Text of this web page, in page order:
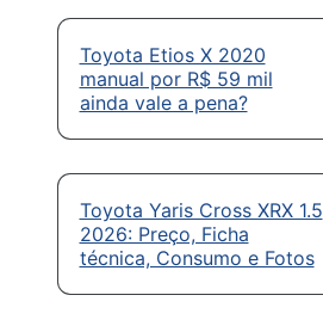
Toyota Etios X 2020
manual por R$ 59 mil
ainda vale a pena?
Toyota Yaris Cross XRX 1.5
2026: Preço, Ficha
técnica, Consumo e Fotos